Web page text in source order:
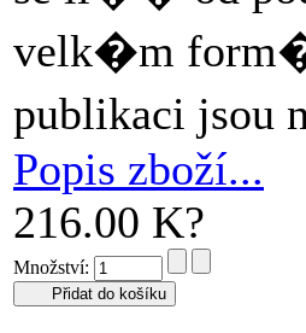
velk�m
publikaci
Popis zboží...
216.00 K?
Množství: